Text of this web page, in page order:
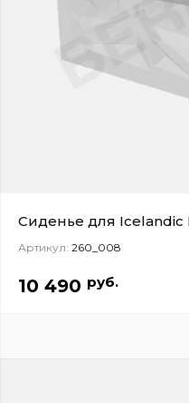
Сиденье для Icelandic
Артикул: 260_008
10 490 руб.